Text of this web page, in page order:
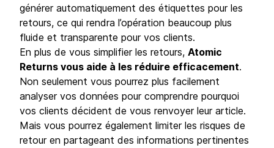
générer automatiquement des étiquettes pour les
retours, ce qui rendra l’opération beaucoup plus
fluide et transparente pour vos clients.
En plus de vous simplifier les retours, Atomic
Returns vous aide à les réduire efficacement.
Non seulement vous pourrez plus facilement
analyser vos données pour comprendre pourquoi
vos clients décident de vous renvoyer leur article.
Mais vous pourrez également limiter les risques de
retour en partageant des informations pertinentes